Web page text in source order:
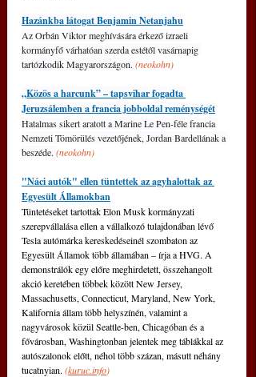
Hazánkba látogat Benjamin Netanjahu
Az Orbán Viktor meghívására érkező izraeli
kormányfő várhatóan szerda estétől vasárnapig
tartózkodik Magyarországon. (neokohn)
„Közös a harcunk” – tapsvihar fogadta
Jeruzsálemben a francia jobboldal reménységét
Hatalmas sikert aratott a Marine Le Pen-féle francia
Nemzeti Tömörülés vezetőjének, Jordan Bardellának a
beszéde. (neokohn)
"Náci autók" ellen tüntettek az agyhalottak az
Egyesült Államokban
Tüntetéseket tartottak Elon Musk kormányzati
szerepvállalása ellen a vállalkozó tulajdonában lévő
Tesla autómárka kereskedéseinél szombaton az
Egyesült Államok több államában – írja a HVG. A
demonstrálók egy előre meghirdetett, összehangolt
akció keretében többek között New Jersey,
Massachusetts, Connecticut, Maryland, New York,
Kalifornia állam több helyszínén, valamint a
nagyvárosok közül Seattle-ben, Chicagóban és a
fővárosban, Washingtonban jelentek meg táblákkal az
autószalonok előtt, néhol több százan, másutt néhány
tucatnyian. (kuruc.info)